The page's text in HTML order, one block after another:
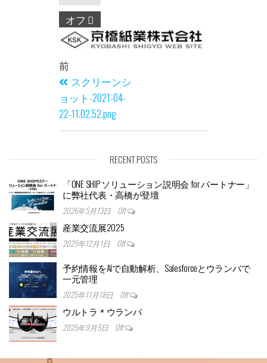
オフ
前
スクリーンシ
ョット-2021-04-
22-11.02.52.png
RECENT POSTS
「ONE SHIP ソリューション説明会 for パートナー」
に弊社代表・高橋が登壇
2026年5月13日 Off
産業交流展2025
2025年12月1日 Off
予約情報をAIで自動解析、Salesforceとウランバで
一元管理
2025年11月18日 Off
ウルトラ＊ウランバ
2025年9月5日 Off